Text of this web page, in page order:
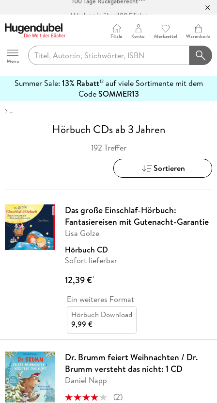
Abholung in über 100 Filialen
Hugendubel
Menu
Filiale Konto Merkzettel Warenkorb
Summer Sale: 13% Rabatt12auf viele Sortimente mit dem
CodeSOMMER13
erfahren
…
Hörbuch CDs ab 3 Jahren
192 Treffer
Sortieren
Das große Einschlaf-Hörbuch:
Fantasiereisen mit Gutenacht-Garantie
Lisa Golze
Hörbuch CD
Sofort lieferbar
12,39 €*
Ein weiteres Format
Hörbuch Download
9,99 €
Dr. Brumm feiert Weihnachten / Dr.
Brumm versteht das nicht: 1 CD
Daniel Napp
(2)